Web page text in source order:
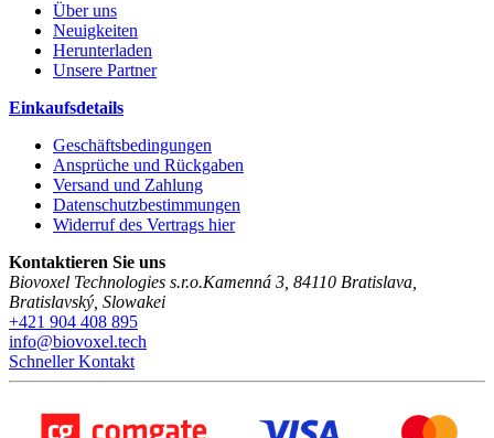
Über uns
Neuigkeiten
Herunterladen
Unsere Partner
Einkaufsdetails
Geschäftsbedingungen
Ansprüche und Rückgaben
Versand und Zahlung
Datenschutzbestimmungen
Widerruf des Vertrags hier
Kontaktieren Sie uns
Biovoxel Technologies s.r.o.Kamenná 3 84110 Bratislava
Bratislavský Slowakei
+421 904 408 895
info@biovoxel.tech
Schneller Kontakt